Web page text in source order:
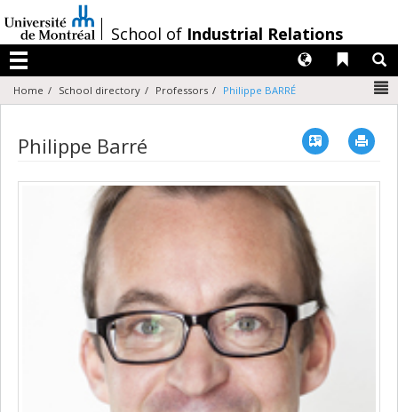
au
contenu
/
School of Industrial Relations
Menu
Liens
Langues
Home School directory Professors Philippe BARRÉ
Philippe Barré Vcard